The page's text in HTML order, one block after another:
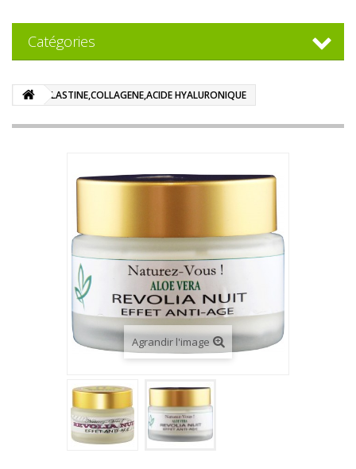
Catégories
ELASTINE,COLLAGENE,ACIDE HYALURONIQUE
Agrandir l'image